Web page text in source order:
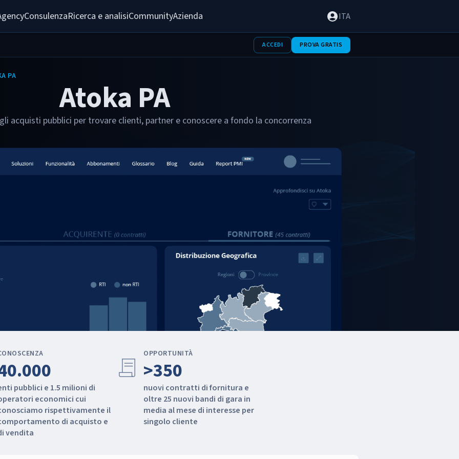
ConsulenzaRicerca e analisiCommunityAzienda ITA
PROVA GRATIS
ACCEDI
PA
Atoka PA
acquisti pubblici per trovare clienti, partner e conoscere a fondo la concorrenza
pubblici e 1.5 milioni di
economici cui
rispettivamente il
di acquisto e
vendita
contract OPPORTUNITÀ
>350
nuovi contratti di fornitura e
oltre 25 nuovi bandi di gara in
media al mese di interesse per
singolo cliente